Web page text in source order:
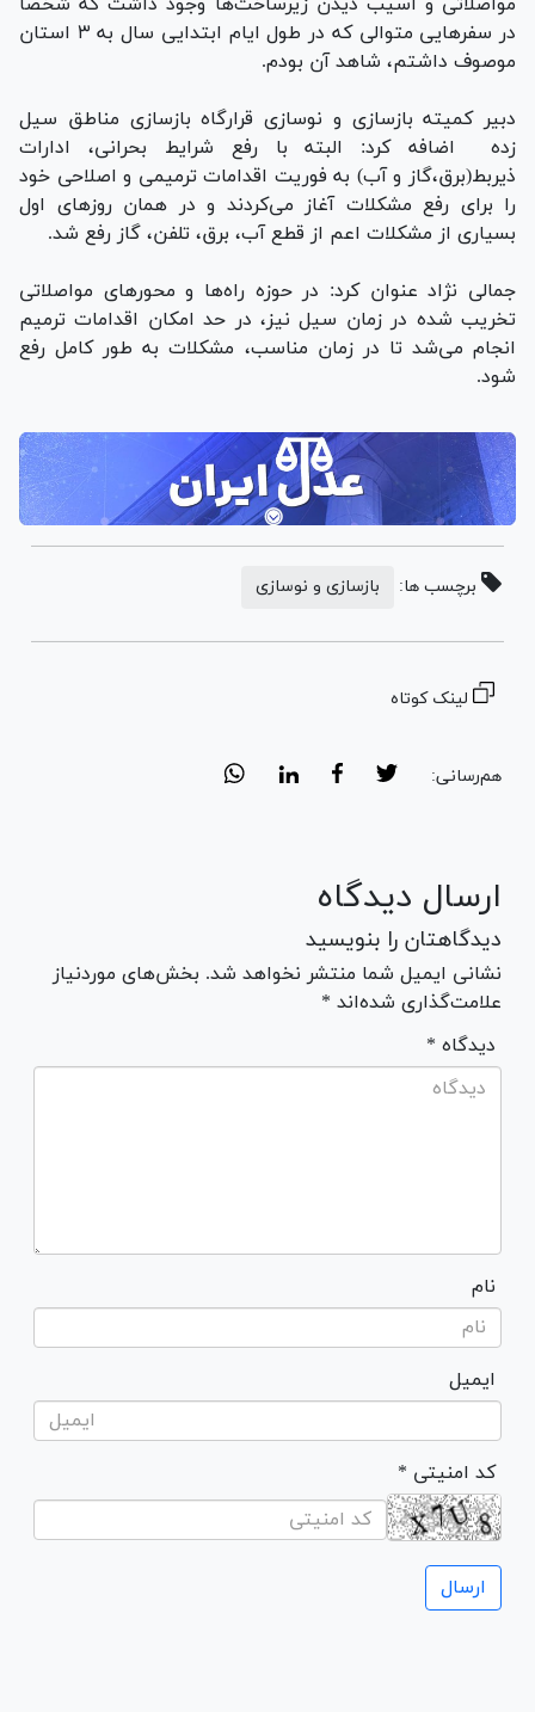
در سفر‌هایی متوالی که در طول ایام ابتدایی سال به ۳ استان
موصوف داشتم، شاهد آن بودم.
دبیر کمیته بازسازی و نوسازی قرارگاه بازسازی مناطق سیل
زده اضافه کرد: البته با رفع شرایط بحرانی، ادارات
ذیربط(برق،گاز و آب) به فوریت اقدامات ترمیمی و اصلاحی خود
را برای رفع مشکلات آغاز می‌کردند و در همان روز‌های اول
بسیاری از مشکلات اعم از قطع آب، برق، تلفن، گاز رفع شد.
جمالی نژاد عنوان کرد: در حوزه راه‌ها و محور‌های مواصلاتی
تخریب شده در زمان سیل نیز، در حد امکان اقدامات ترمیم
انجام می‌شد تا در زمان مناسب، مشکلات به طور کامل رفع
شود.
برچسب ها: بازسازی و نوسازی
لینک کوتاه
هم‌رسانی:
ارسال دیدگاه
دیدگاهتان را بنویسید
نشانی ایمیل شما منتشر نخواهد شد. بخش‌های موردنیاز
علامت‌گذاری شده‌اند *
* دیدگاه
نام
ایمیل
* کد امنیتی